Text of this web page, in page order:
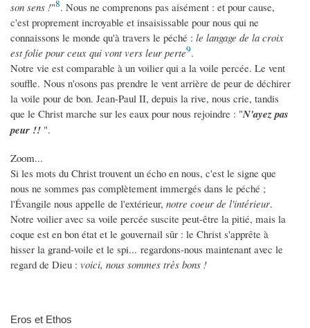
son sens !"8. Nous ne comprenons pas aisément : et pour cause,
c'est proprement incroyable et insaisissable pour nous qui ne
connaissons le monde qu'à travers le péché : le langage de la croix
est folie pour ceux qui vont vers leur perte9.
Notre vie est comparable à un voilier qui a la voile percée. Le vent
souffle. Nous n'osons pas prendre le vent arrière de peur de déchirer
la voile pour de bon. Jean-Paul II, depuis la rive, nous crie, tandis
que le Christ marche sur les eaux pour nous rejoindre : "N'ayez pas
peur !! ".
Zoom...
Si les mots du Christ trouvent un écho en nous, c'est le signe que
nous ne sommes pas complètement immergés dans le péché ;
l'Évangile nous appelle de l'extérieur, notre coeur de l'intérieur.
Notre voilier avec sa voile percée suscite peut-être la pitié, mais la
coque est en bon état et le gouvernail sûr : le Christ s'apprête à
hisser la grand-voile et le spi... regardons-nous maintenant avec le
regard de Dieu : voici, nous sommes très bons !
Eros et Ethos